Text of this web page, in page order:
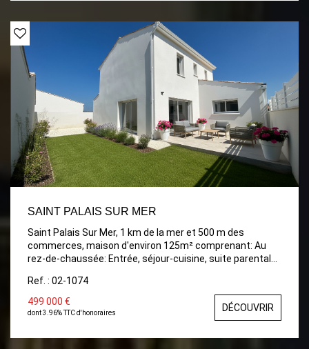
SAINT PALAIS SUR MER
Saint Palais Sur Mer, 1 km de la mer et 500 m des
commerces, maison d'environ 125m² comprenant: Au
rez-de-chaussée: Entrée, séjour-cuisine, suite parentale,
chambres avec placard, salle d'eau, wc séparé. Terrain
de 287m².
Ref. : 02-1074
499 000 €
dont 3.96% TTC d'honoraires DÉCOUVRIR